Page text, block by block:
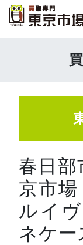
春日部
京市
ルイ
ネケー